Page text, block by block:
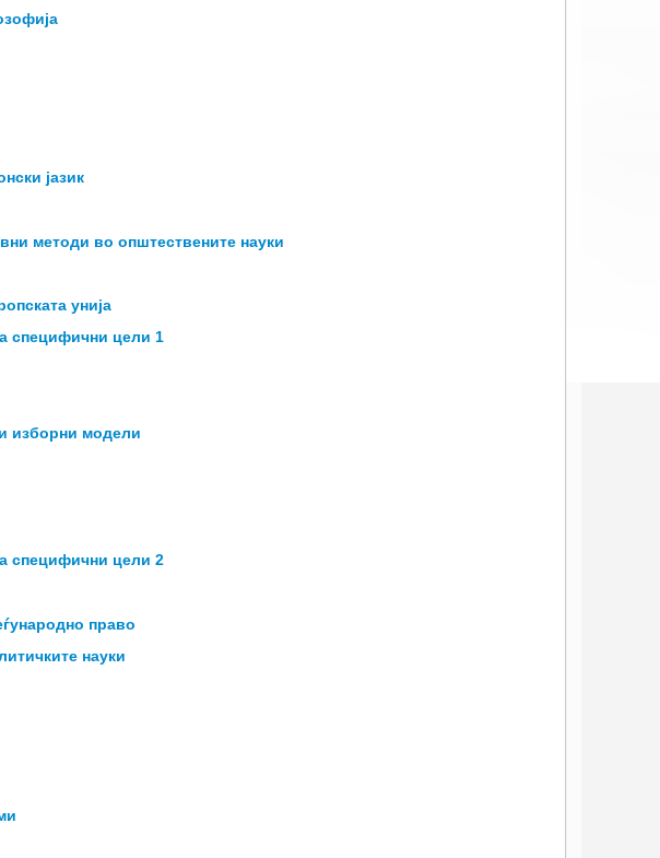
јазик
методи во општествените науки
унија
специфични цели 1
изборни модели
специфични цели 2
право
науки